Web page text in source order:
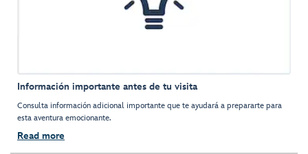
Información importante antes de tu visita
Consulta información adicional importante que te ayudará a prepararte para
esta aventura emocionante.
Read more